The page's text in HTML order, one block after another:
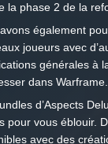
la phase 2 de la
également
joueurs avec
générales à
dans Warframe.
d’Aspects
pour vous éblouir.
avec des